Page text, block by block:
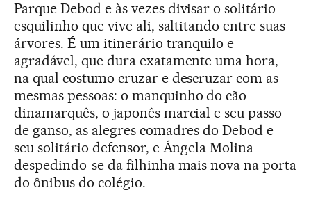
Parque Debod e às vezes divisar o solitário
esquilinho que vive ali, saltitando entre suas
árvores. É um itinerário tranquilo e
agradável, que dura exatamente uma hora,
na qual costumo cruzar e descruzar com as
mesmas pessoas: o manquinho do cão
dinamarquês, o japonês marcial e seu passo
de ganso, as alegres comadres do Debod e
seu solitário defensor, e Ángela Molina
despedindo-se da filhinha mais nova na porta
do ônibus do colégio.